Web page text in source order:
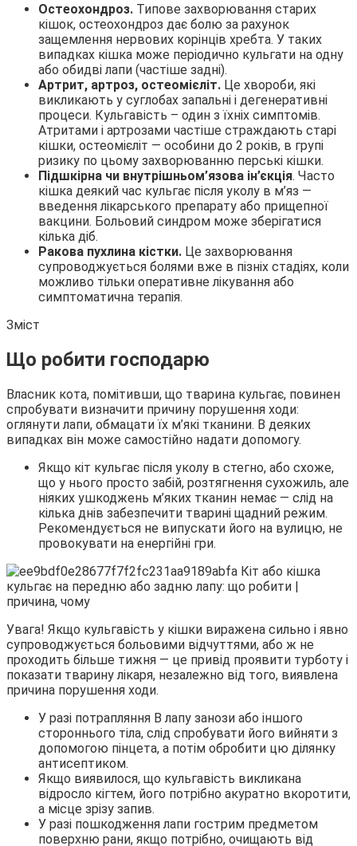
Остеохондроз. Типове захворювання старих
кішок, остеохондроз дає болю за рахунок
защемлення нервових корінців хребта. У таких
випадках кішка може періодично кульгати на одну
або обидві лапи (частіше задні).
Артрит, артроз, остеомієліт. Це хвороби, які
викликають у суглобах запальні і дегенеративні
процеси. Кульгавість – один з їхніх симптомів.
Атритами і артрозами частіше страждають старі
кішки, остеомієліт ― особини до 2 років, в групі
ризику по цьому захворюванню перські кішки.
Підшкірна чи внутрішньом’язова ін’єкція. Часто
кішка деякий час кульгає після уколу в м’яз ―
введення лікарського препарату або прищепної
вакцини. Больовий синдром може зберігатися
кілька діб.
Ракова пухлина кістки. Це захворювання
супроводжується болями вже в пізніх стадіях, коли
можливо тільки оперативне лікування або
симптоматична терапія.
Зміст
Що робити господарю
Власник кота, помітивши, що тварина кульгає, повинен
спробувати визначити причину порушення ходи:
оглянути лапи, обмацати їх м’які тканини. В деяких
випадках він може самостійно надати допомогу.
Якщо кіт кульгає після уколу в стегно, або схоже,
що у нього просто забій, розтягнення сухожиль, але
ніяких ушкоджень м’яких тканин немає ― слід на
кілька днів забезпечити тварині щадний режим.
Рекомендується не випускати його на вулицю, не
провокувати на енергійні гри.
Увага! Якщо кульгавість у кішки виражена сильно і явно
супроводжується больовими відчуттями, або ж не
проходить більше тижня ― це привід проявити турботу і
показати тварину лікаря, незалежно від того, виявлена
причина порушення ходи.
У разі потрапляння В лапу занози або іншого
стороннього тіла, слід спробувати його вийняти з
допомогою пінцета, а потім обробити цю ділянку
антисептиком.
Якщо виявилося, що кульгавість викликана
відросло кігтем, його потрібно акуратно вкоротити,
а місце зрізу запив.
У разі пошкодження лапи гострим предметом
поверхню рани, якщо потрібно, очищають від